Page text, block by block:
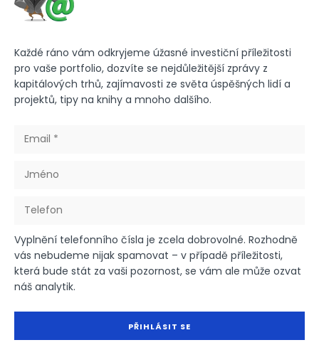
Každé ráno vám odkryjeme úžasné investiční příležitosti
pro vaše portfolio, dozvíte se nejdůležitější zprávy z
kapitálových trhů, zajímavosti ze světa úspěšných lidí a
projektů, tipy na knihy a mnoho dalšího.
Vyplnění telefonního čísla je zcela dobrovolné. Rozhodně
vás nebudeme nijak spamovat – v případě příležitosti,
která bude stát za vaši pozornost, se vám ale může ozvat
náš analytik.